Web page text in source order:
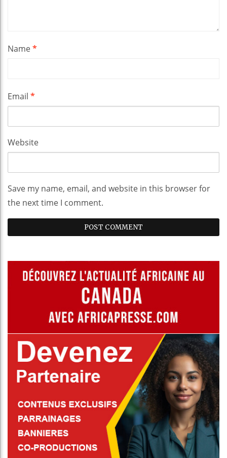
Name*
Email *
Website
Save my name, email, and website in this browser for
the next time I comment.